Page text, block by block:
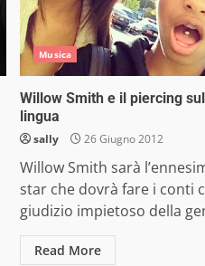
Musica
Willow Smith e il piercing
lingua
sally 26 Giugno 2012
Willow Smith sarà
star che dovrà fare i conti
giudizio impietoso della
Read More